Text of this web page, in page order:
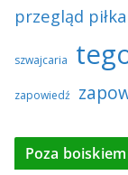
przegląd
szwajcaria
zapowiedź
Poza boiskiem